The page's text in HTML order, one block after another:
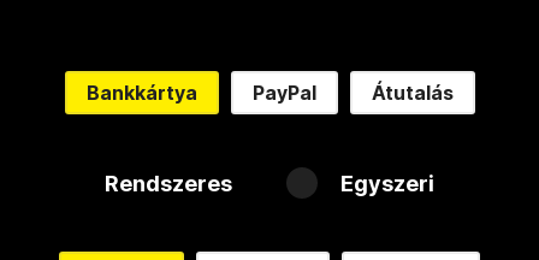
Bankkártya PayPal Átutalás
Rendszeres Egyszeri